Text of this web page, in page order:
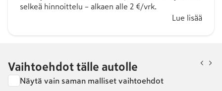
selkeä hinnoittelu – alkaen alle 2 €/vrk.
Lue lisää
Vaihtoehdot tälle autolle
Näytä vain saman malliset vaihtoehdot